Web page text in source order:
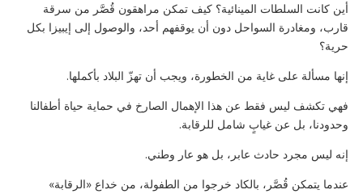
أين كانت السلطات المينائية؟ كيف تمكن مراهقون قُصَّر من سرقة
قارب، ومغادرة السواحل دون أن يوقفهم أحد، والوصول إلى إيبيزا بكل
حرية؟
إنها مسألة على غاية من الخطورة، ويجب أن تهزّ البلاد بأكملها.
فهي تكشف ليس فقط عن هذا الإهمال الصارخ في حماية حياة أطفالنا
وحدودنا، بل عن غيابٍ شامل للرقابة.
إنه ليس مجرد حادث عابر، بل هو عار وطني.
عندما يتمكن قُصَّر، بالكاد خرجوا من الطفولة، من خداع «الرقابة»